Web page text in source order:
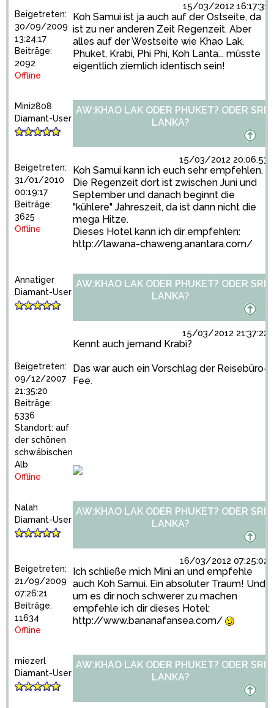
Beigetreten:
30/09/2009
13:24:17
Beiträge:
2092
Offline
15/03/2012 16:17:31
Koh Samui ist ja auch auf der Ostseite, da
ist zu ner anderen Zeit Regenzeit. Aber
alles auf der Westseite wie Khao Lak,
Phuket, Krabi, Phi Phi, Koh Lanta... müsste
eigentlich ziemlich identisch sein!
Mini2808
Diamant-User
Beigetreten:
31/01/2010
00:19:17
Beiträge:
3625
Offline
AW:KHAO LAK ODER PHUKET? ODER SRI
LANKA?
15/03/2012 20:06:53
Koh Samui kann ich euch sehr empfehlen.
Die Regenzeit dort ist zwischen Juni und
September und danach beginnt die
"kühlere" Jahreszeit, da ist dann nicht die
mega Hitze.
Dieses Hotel kann ich dir empfehlen:
http://lawana-chaweng.anantara.com/
Annatiger
Diamant-User
Beigetreten:
09/12/2007
21:35:20
Beiträge:
5336
Standort: auf
der schönen
schwäbischen
Alb
Offline
AW:KHAO LAK ODER PHUKET? ODER SRI
LANKA?
15/03/2012 21:37:22
Kennt auch jemand Krabi?
Das war auch ein Vorschlag der Reisebüro-
Fee.
Nalah
Diamant-User
Beigetreten:
21/09/2009
07:26:21
Beiträge:
11634
Offline
AW:KHAO LAK ODER PHUKET? ODER SRI
LANKA?
16/03/2012 07:25:02
Ich schließe mich Mini an und empfehle
auch Koh Samui. Ein absoluter Traum! Und
um es dir noch schwerer zu machen
empfehle ich dir dieses Hotel:
http://www.bananafansea.com/
miezerl
Diamant-User
AW:KHAO LAK ODER PHUKET? ODER SRI
LANKA?